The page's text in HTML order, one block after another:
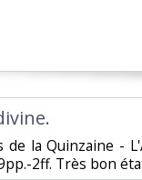
de la Quinzaine -
2ff. Très bon